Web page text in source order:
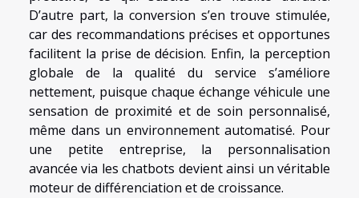
D’autre part, la conversion s’en trouve stimulée,
car des recommandations précises et opportunes
facilitent la prise de décision. Enfin, la perception
globale de la qualité du service s’améliore
nettement, puisque chaque échange véhicule une
sensation de proximité et de soin personnalisé,
même dans un environnement automatisé. Pour
une petite entreprise, la personnalisation
avancée via les chatbots devient ainsi un véritable
moteur de différenciation et de croissance.